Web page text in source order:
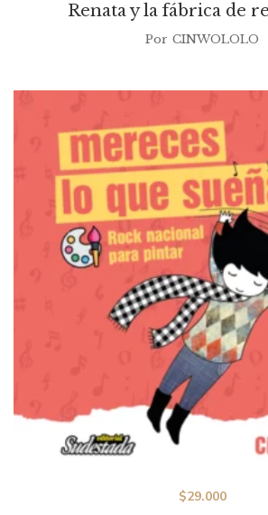
Renata y la fábrica de
Por CINWOLOLO
$29.000